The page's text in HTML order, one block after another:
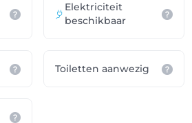
Elektriciteit
beschikbaar
Toiletten aanwezig